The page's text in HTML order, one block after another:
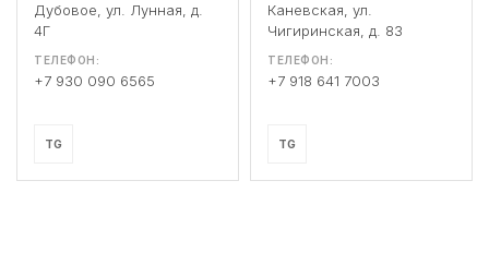
Дубовое, ул. Лунная, д.
4Г
ТЕЛЕФОН:
+7 930 090 6565
TG
Каневская, ул.
Чигиринская, д. 83
ТЕЛЕФОН:
+7 918 641 7003
TG